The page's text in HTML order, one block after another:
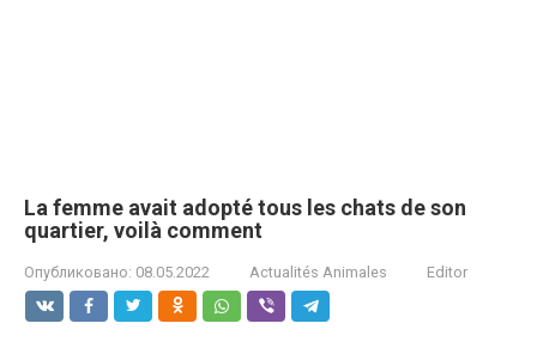
La femme avait adopté tous les chats de son
quartier, voilà comment
Опубликовано: 08.05.2022 Actualités Animales Editor